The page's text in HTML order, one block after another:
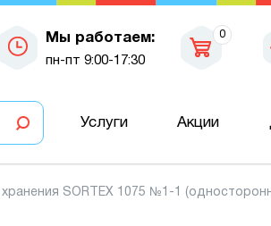
Мы работаем:
пн-пт 9:00-17:30
0
Услуги Акции
SORTEX 1075 №1-1